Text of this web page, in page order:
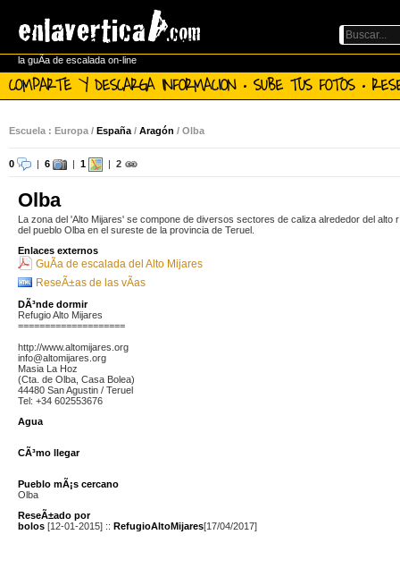
la guÃ­a de escalada on-line
COMPARTE Y DESCARGA INFORMACION · SUBE TUS FOTOS ·
Escuela : Europa / España / Aragón / Olba
0 6 1 2
Olba
La zona del 'Alto Mijares' se compone de diversos sectores de caliza alrededor del alto
del pueblo Olba en el sureste de la provincia de Teruel.
Enlaces externos
GuÃ­a de escalada del Alto Mijares
ReseÃ±as de las vÃ­as
DÃ³nde dormir
Refugio Alto Mijares
====================
http://www.altomijares.org
info@altomijares.org
Masia La Hoz
(Cta. de Olba, Casa Bolea)
44480 San Agustin / Teruel
Tel: +34 602553676
Agua
CÃ³mo llegar
Pueblo mÃ¡s cercano
Olba
ReseÃ±ado por
bolos [12-01-2015] :: RefugioAltoMijares[17/04/2017]